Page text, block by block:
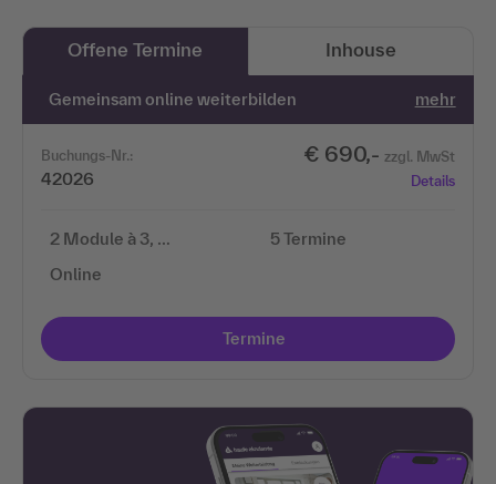
Offene Termine Inhouse
Gemeinsam online weiterbilden mehr
Buchungs-Nr.:
42026
€ 690,- zzgl. MwSt
Details
2 Module à 3, …
Online
5 Termine
Termine